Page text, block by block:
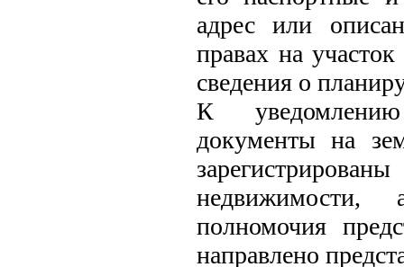
адрес или
правах на
сведения о
К уведомлению
документы на
недвижимости,
полномочия
направлено